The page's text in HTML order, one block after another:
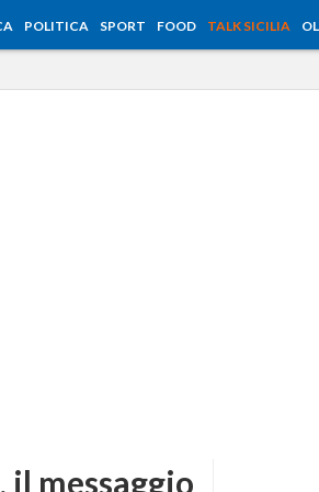
POLITICA SPORT FOOD TALK SICILIA
messaggio